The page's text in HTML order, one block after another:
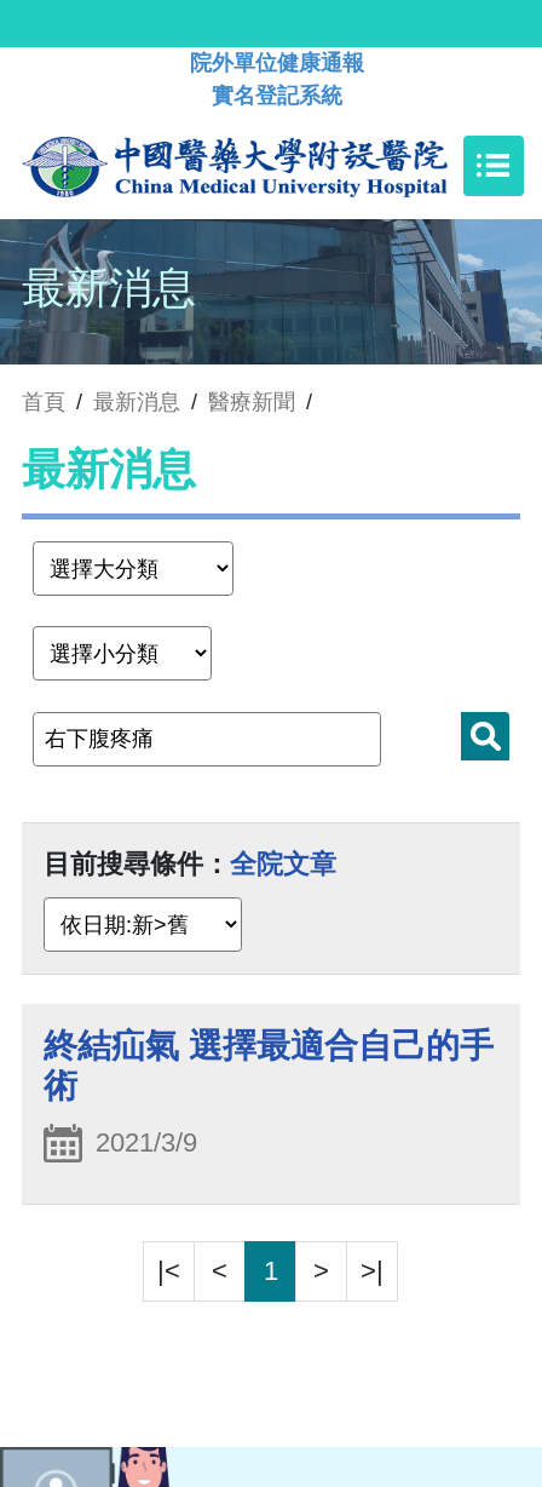
院外單位健康通報
實名登記系統
最新消息
首頁 / 最新消息 / 醫療新聞 /
最新消息
目前搜尋條件： 全院文章
終結疝氣 選擇最適合自己的手
術
2021/3/9
|< < 1 > >|